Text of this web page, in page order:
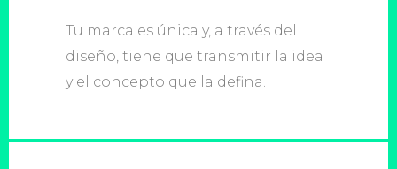
Tu marca es única y, a través del
diseño, tiene que transmitir la idea
y el concepto que la defina.